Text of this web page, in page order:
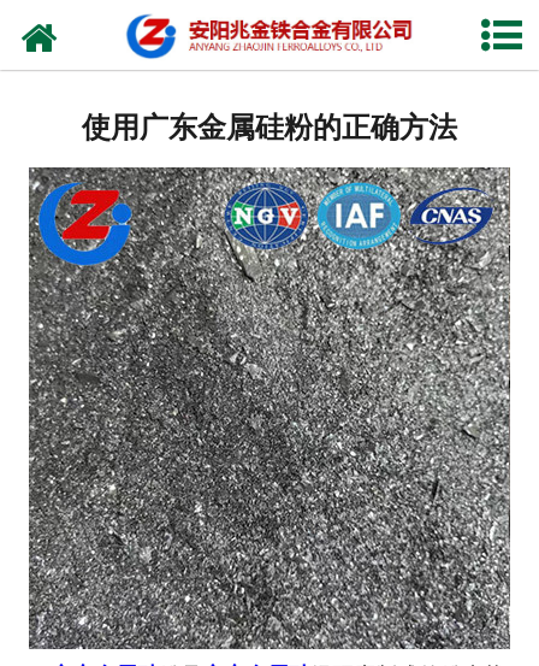
网站首页
产品中心
厂容厂貌
视频中心
联系我们
使用广东金属硅粉的正确方法